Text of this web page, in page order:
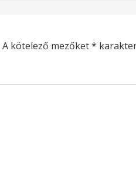
A kötelező mezőket*